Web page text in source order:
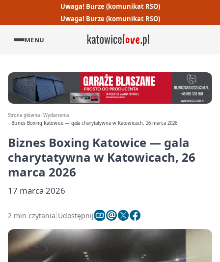
Uwaga! Burze (komunikat RSO)
Uwaga! Burze (komunikat RSO)
MENU
Strona główna Wydarzenia
Biznes Boxing Katowice — gala charytatywna w Katowicach, 26 marca 2026
Biznes Boxing Katowice — gala
charytatywna w Katowicach, 26
marca 2026
17 marca 2026
2 min czytania Udostępnij